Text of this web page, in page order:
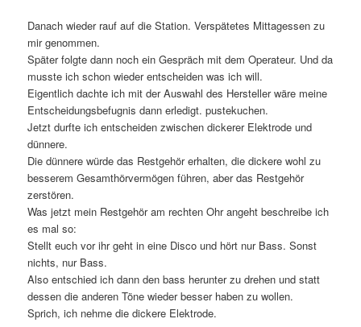
Danach wieder rauf auf die Station. Verspätetes Mittagessen zu
mir genommen.
Später folgte dann noch ein Gespräch mit dem Operateur. Und da
musste ich schon wieder entscheiden was ich will.
Eigentlich dachte ich mit der Auswahl des Hersteller wäre meine
Entscheidungsbefugnis dann erledigt. pustekuchen.
Jetzt durfte ich entscheiden zwischen dickerer Elektrode und
dünnere.
Die dünnere würde das Restgehör erhalten, die dickere wohl zu
besserem Gesamthörvermögen führen, aber das Restgehör
zerstören.
Was jetzt mein Restgehör am rechten Ohr angeht beschreibe ich
es mal so:
Stellt euch vor ihr geht in eine Disco und hört nur Bass. Sonst
nichts, nur Bass.
Also entschied ich dann den bass herunter zu drehen und statt
dessen die anderen Töne wieder besser haben zu wollen.
Sprich, ich nehme die dickere Elektrode.